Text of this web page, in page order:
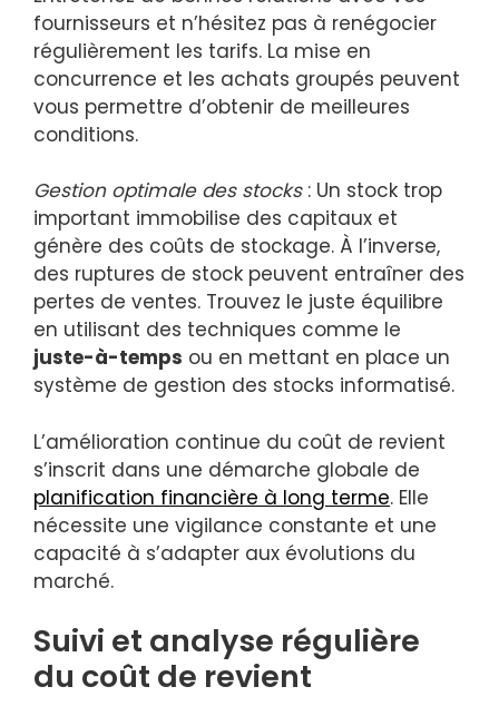
fournisseurs et n’hésitez pas à renégocier
régulièrement les tarifs. La mise en
concurrence et les achats groupés peuvent
vous permettre d’obtenir de meilleures
conditions.
Gestion optimale des stocks: Un stock trop
important immobilise des capitaux et
génère des coûts de stockage. À l’inverse,
des ruptures de stock peuvent entraîner des
pertes de ventes. Trouvez le juste équilibre
en utilisant des techniques comme le
juste-à-temps ou en mettant en place un
système de gestion des stocks informatisé.
L’amélioration continue du coût de revient
s’inscrit dans une démarche globale de
planification financière à long terme. Elle
nécessite une vigilance constante et une
capacité à s’adapter aux évolutions du
marché.
Suivi et analyse régulière
du coût de revient